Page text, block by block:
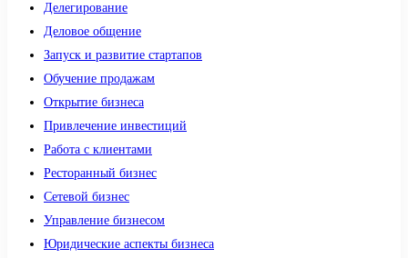
Делегирование
Деловое общение
Запуск и развитие стартапов
Обучение продажам
Открытие бизнеса
Привлечение инвестиций
Работа с клиентами
Ресторанный бизнес
Сетевой бизнес
Управление бизнесом
Юридические аспекты бизнеса